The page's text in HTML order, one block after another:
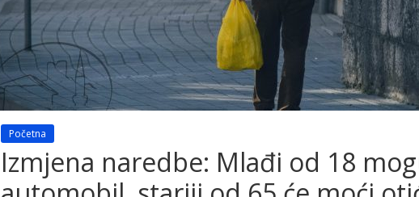
Početna
Izmjena naredbe: Mlađi od 18